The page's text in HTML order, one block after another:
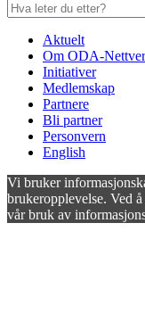
Aktuelt
Om ODA-
Initiativer
Medlemskap
Partnere
Bli partner
Personvern
English
Vi bruker
brukeropplevelse. Ved
vår bruk av